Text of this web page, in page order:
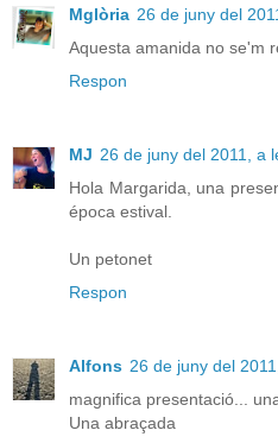
Mglòria 26 de juny del
Aquesta amanida no se'm
Respon
MJ 26 de juny del 2011, a
Hola Margarida, una
época estival.
Un petonet
Respon
Alfons 26 de juny del
magnifica presentació...
Una abraçada